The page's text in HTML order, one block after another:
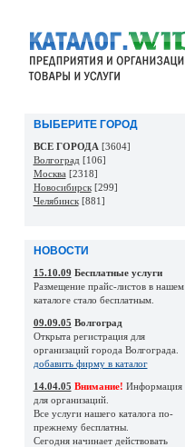
ВЫБЕРИТЕ ГОРОД
ВСЕ ГОРОДА [3604]
Волгоград [106]
Москва [2318]
Новосибирск[299]
Челябинск[881]
НОВОСТИ
15.10.09 Бесплатные услуги
Размещение прайс-листов в нашем
каталоге стало бесплатным.
09.09.05 Волгоград
Открыта регистрация для
организаций города Волгограда.
добавить фирму в каталог
14.04.05 Внимание! Информация
для организаций.
Все услуги нашего каталога по-
прежнему бесплатны.
Сегодня начинает действовать